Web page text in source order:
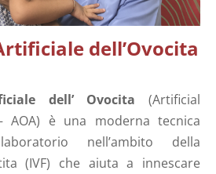
dell’Ovocita
dell’ Ovocita (Artificial
AOA) è una moderna tecnica
nell’ambito della
(IVF) che aiuta a innescare